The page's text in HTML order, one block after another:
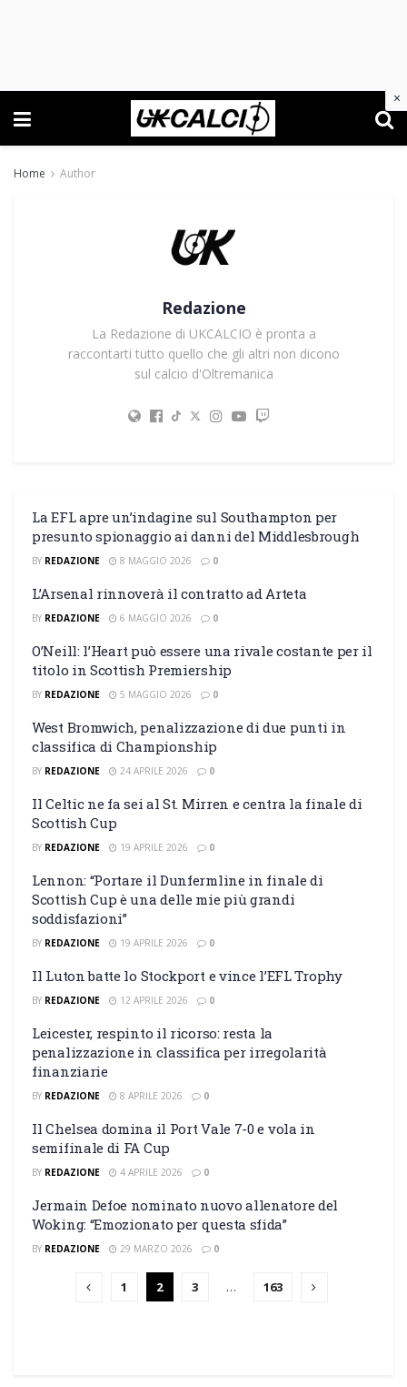
Home Author
Redazione
La Redazione di UKCALCIO è pronta a
raccontarti tutto quello che gli altri non dicono
sul calcio d'Oltremanica
La EFL apre un’indagine sul Southampton per
presunto spionaggio ai danni del Middlesbrough
BY REDAZIONE 8 MAGGIO 2026 0
L’Arsenal rinnoverà il contratto ad Arteta
BY REDAZIONE 6 MAGGIO 2026 0
O’Neill: l’Heart può essere una rivale costante per il
titolo in Scottish Premiership
BY REDAZIONE 5 MAGGIO 2026 0
West Bromwich, penalizzazione di due punti in
classifica di Championship
BY REDAZIONE 24 APRILE 2026 0
Il Celtic ne fa sei al St. Mirren e centra la finale di
Scottish Cup
BY REDAZIONE 19 APRILE 2026 0
Lennon: “Portare il Dunfermline in finale di
Scottish Cup è una delle mie più grandi
soddisfazioni”
BY REDAZIONE 19 APRILE 2026 0
Il Luton batte lo Stockport e vince l’EFL Trophy
BY REDAZIONE 12 APRILE 2026 0
Leicester, respinto il ricorso: resta la
penalizzazione in classifica per irregolarità
finanziarie
BY REDAZIONE 8 APRILE 2026 0
Il Chelsea domina il Port Vale 7-0 e vola in
semifinale di FA Cup
BY REDAZIONE 4 APRILE 2026 0
Jermain Defoe nominato nuovo allenatore del
Woking: “Emozionato per questa sfida”
BY REDAZIONE 29 MARZO 2026 0
1 2 3 … 163
×